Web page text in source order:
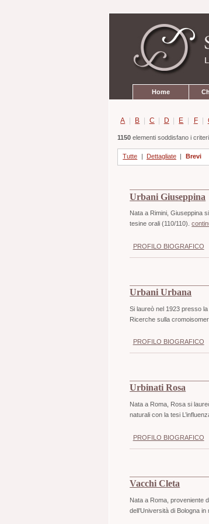
contenuti.
navigazione
Home
A | B | C | D | E | F |
1150elementi soddisfano i
Tutte Dettagliate Brevi
Urbani Giuseppina
Nata a Rimini, Giuseppina
tesine orali (110/110).
PROFILO BIOGRAFICO
Urbani Urbana
Si laureò nel 1923 presso
Ricerche sulla
PROFILO BIOGRAFICO
Urbinati Rosa
Nata a Roma, Rosa si
naturali con la tesi
PROFILO BIOGRAFICO
Vacchi Cleta
Nata a Roma, proveniente
dell’Università di Bologna